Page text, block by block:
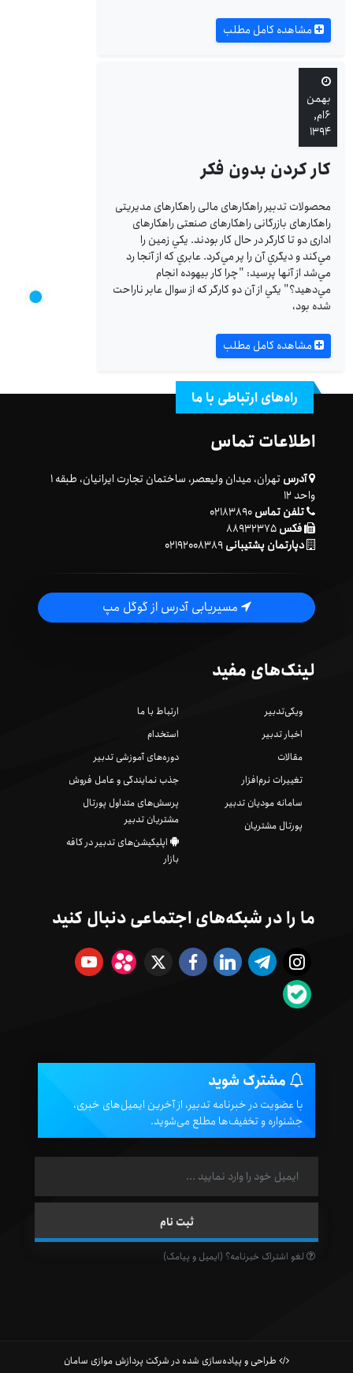
مشاهده کامل مطلب
بهمن
۶ام,
۱۳۹۴
کار کردن بدون فکر
محصولات تدبیر راهکارهای مالی راهکارهای مدیریتی
راهکارهای بازرگانی راهکارهای صنعتی راهکارهای
اداری دو تا كارگر در حال كار بودند. يكي زمين را
مي‌كند و ديگري آن را پر مي‌كرد. عابري كه از آنجا رد
مي‌شد از آنها پرسيد: "چرا كار بيهوده انجام
مي‌دهيد؟" يكي از آن دو كارگر كه از سوال عابر ناراحت
شده بود،
مشاهده کامل مطلب
راه‌های ارتباطی با ما
اطلاعات تماس
آدرس
تهران، میدان ولیعصر، ساختمان تجارت ایرانیان، طبقه ۱
واحد ۱۲
تلفن تماس۰۲۱۸۳۸۹۰
فکس۸۸۹۳۲۳۷۵
دپارتمان پشتیبانی۰۲۱۹۲۰۰۸۳۸۹
مسیریابی آدرس از گوگل مپ
لینک‌های مفید
ویکی‌تدبیر
اخبار تدبیر
مقالات
تغییرات نرم‌افزار
سامانه مودیان تدبیر
پورتال مشتریان
ارتباط با ما
استخدام
دوره‌های آموزشی تدبیر
جذب نمایندگی و عامل فروش
پرسش‌های متداول پورتال
مشتریان تدبیر
اپلیکیشن‌های تدبیر در کافه
بازار
ما را در شبکه‌های اجتماعی دنبال کنید
مشترک شوید
با عضویت در خبرنامه تدبیر، از آخرین ایمیل‌های خبری،
جشنواره و تخفیف‌ها مطلع می‌شوید.
لغو اشتراک خبرنامه؟ (ایمیل و پیامک)
طراحی و پیاده‌سازی شده در شرکت پردازش موازی سامان